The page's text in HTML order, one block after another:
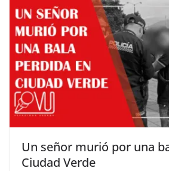
Un señor murió por una
Ciudad Verde